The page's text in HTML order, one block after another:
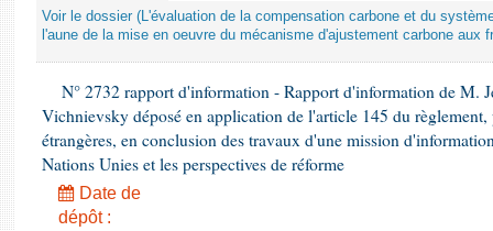
Voir le dossier (L'évaluation de la compensation carbone et du
l'aune de la mise en oeuvre du mécanisme d'ajustement carbone aux
N° 2732 rapport d'information - Rapport d'information de M.
Vichnievsky déposé en application de l'article 145 du règlement,
étrangères, en conclusion des travaux d'une mission
Nations Unies et les perspectives de réforme
Date de
dépôt :